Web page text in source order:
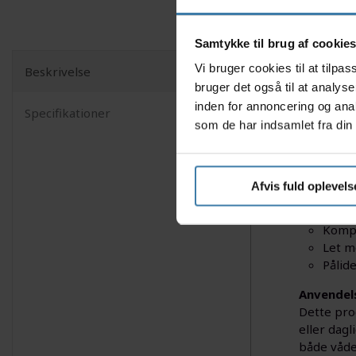
Samtykke til brug af cookies
Vi bruger cookies til at
bruger det også til at
inden for annoncering og
som de har indsamlet fra
Afvis fuld
Beskrivelse
Specifikationer
Shimano
Med en
Nyttige
Let
Dette
eller
både